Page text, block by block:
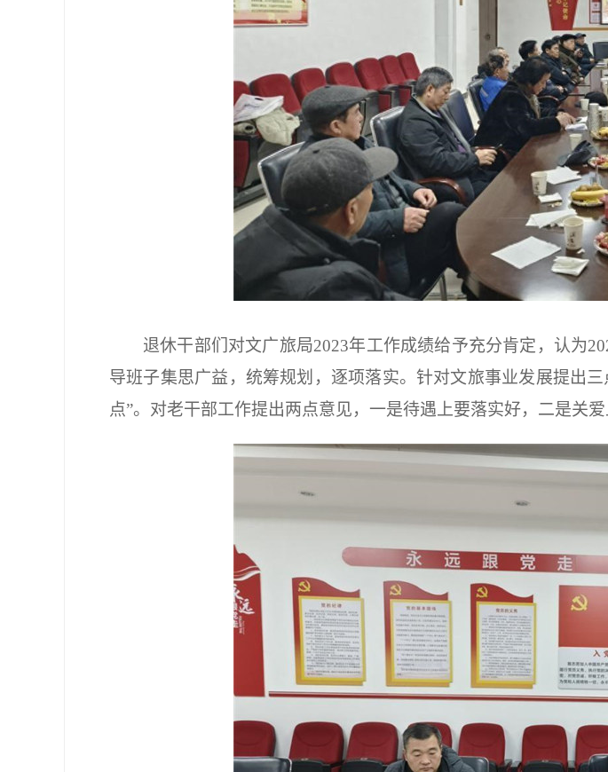
退休干部们对文广旅局2023年工作成绩给予充分肯定，认为
导班子集思广益，统筹规划，逐项落实。针对文旅事业发展提出
点”。对老干部工作提出两点意见，一是待遇上要落实好，二是关爱